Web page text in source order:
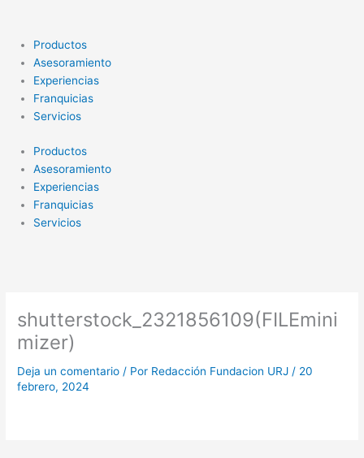
contenidoProductos
Asesoramiento
Experiencias
Franquicias
Servicios
Productos
Asesoramiento
Experiencias
Franquicias
Servicios
shutterstock_2321856109(FILEmini
mizer)
Deja un comentario / Por Redacción Fundacion URJ / 20
febrero, 2024